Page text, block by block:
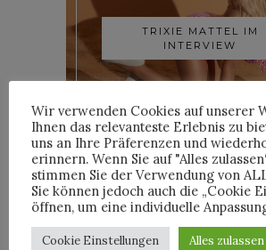
TRIXIE MATTEL IM
INTERVIEW
YOANN LEMOINE
WOODKID IM
Wir verwenden Cookies auf unserer
Ihnen das relevanteste Erlebnis zu
uns an Ihre Präferenzen und
erinnern. Wenn Sie auf "Alles
stimmen Sie der Verwendung von
Sie können jedoch auch die „Cookie
öffnen, um eine individuelle
Cookie Einstellungen Alles zulassen